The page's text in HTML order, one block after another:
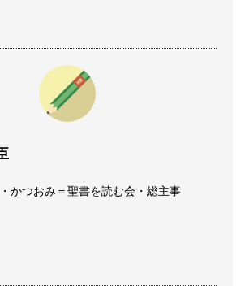
かつおみ＝聖書を読む会・総主事